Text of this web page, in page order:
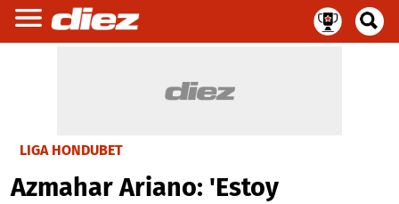
LIGA HONDUBET
Azmahar Ariano: 'Estoy